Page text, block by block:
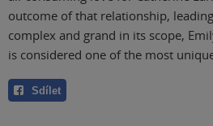
outcome of that relationship,
complex and grand in its scope,
is considered one of the most
Sdílet